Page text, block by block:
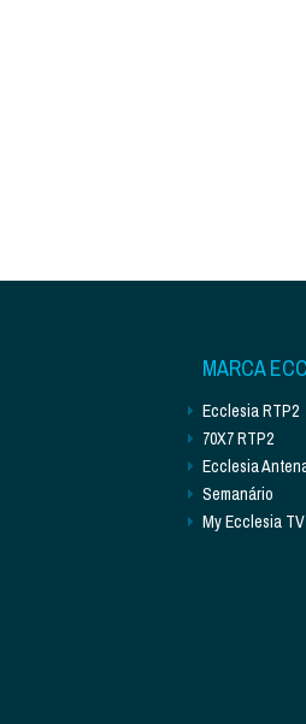
MARCA
Ecclesia RTP2
70X7 RTP2
Ecclesia
Semanário
My Ecclesia TV